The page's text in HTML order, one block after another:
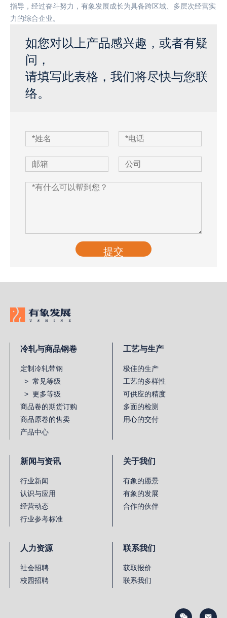
指导，经过奋斗努力，有象发展成长为具备跨区域、多层次经营实
力的综合企业。
如您对以上产品感兴趣，或者有疑
问，
请填写此表格，我们将尽快与您联
络。
提交
冷轧与商品钢卷
定制冷轧带钢
> 常见等级
> 更多等级
商品卷的期货订购
商品原卷的售卖
产品中心
工艺与生产
极佳的生产
工艺的多样性
可供应的精度
多面的检测
用心的交付
新闻与资讯
行业新闻
认识与应用
经营动态
行业参考标准
关于我们
有象的愿景
有象的发展
合作的伙伴
人力资源
社会招聘
校园招聘
联系我们
获取报价
联系我们